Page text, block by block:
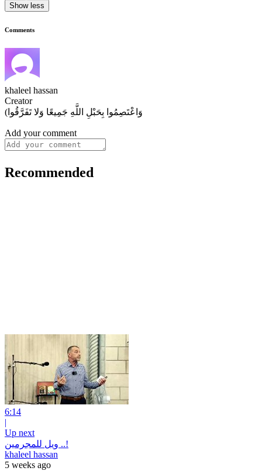
Show less
Comments
khaleel hassan
Creator
(وَاعْتَصِمُوا بِحَبْلِ اللَّهِ جَمِيعًا وَلا تَفَرَّقُوا
Add your comment
Recommended
6:14
|
Up next
ويل للمجرمين ..!
khaleel hassan
5 weeks ago